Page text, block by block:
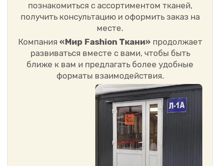
познакомиться с ассортиментом тканей,
получить консультацию и оформить заказ на
месте.
Компания «Мир Fashion Ткани» продолжает
развиваться вместе с вами, чтобы быть
ближе к вам и предлагать более удобные
форматы взаимодействия.